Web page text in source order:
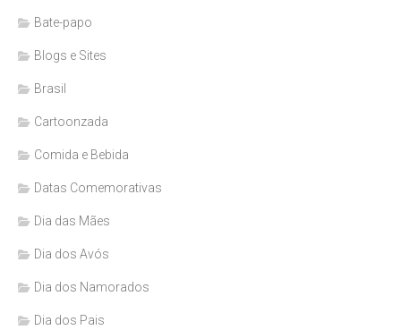
Bate-papo
Blogs e Sites
Brasil
Cartoonzada
Comida e Bebida
Datas Comemorativas
Dia das Mães
Dia dos Avós
Dia dos Namorados
Dia dos Pais